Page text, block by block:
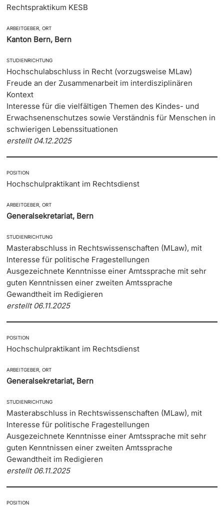
weitere Informationen
Fördernde & Alumni
weitere Informationen
Informationen, Veranstaltungen & Schnuppern
Studienberatung
Studienfachberatung
Fünf Gründe, in Basel zu studieren
Im Studium
Vorlesungsverzeichnis
Rückmelden
Termine & Fristen
Dokumente und Verifikation
«Start Smart»-Week
Mobilität
Campus Credits
Campus Stories
Student Life
Beratung & Support
Studienfachberatung
Stellenbörse
Arbeitgeber von A–Z
Team
Universität
Rechtspraktikum KESB
ARBEITGEBER, ORT
Kanton Bern, Bern
STUDIENRICHTUNG
Hochschulabschluss in Recht (vorzugsweise MLaw)
Freude an der Zusammenarbeit im interdisziplinären
Kontext
Interesse für die vielfältigen Themen des Kindes- und
Erwachsenenschutzes sowie Verständnis für Menschen in
schwierigen Lebenssituationen
erstellt 04.12.2025
POSITION
Hochschulpraktikant im Rechtsdienst
ARBEITGEBER, ORT
Generalsekretariat, Bern
STUDIENRICHTUNG
Masterabschluss in Rechtswissenschaften (MLaw), mit
Interesse für politische Fragestellungen
Ausgezeichnete Kenntnisse einer Amtssprache mit sehr
guten Kenntnissen einer zweiten Amtssprache
Gewandtheit im Redigieren
erstellt 06.11.2025
POSITION
Hochschulpraktikant im Rechtsdienst
ARBEITGEBER, ORT
Generalsekretariat, Bern
STUDIENRICHTUNG
Masterabschluss in Rechtswissenschaften (MLaw), mit
Interesse für politische Fragestellungen
Ausgezeichnete Kenntnisse einer Amtssprache mit sehr
guten Kenntnissen einer zweiten Amtssprache
Gewandtheit im Redigieren
erstellt 06.11.2025
POSITION